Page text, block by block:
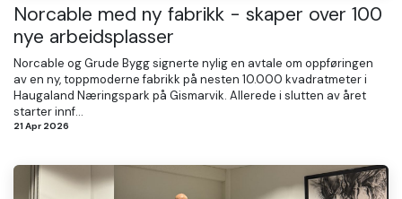
Norcable med ny fabrikk - skaper over 100
nye arbeidsplasser
Norcable og Grude Bygg signerte nylig en avtale om oppføringen
av en ny, toppmoderne fabrikk på nesten 10.000 kvadratmeter i
Haugaland Næringspark på Gismarvik. Allerede i slutten av året
starter innf...
21 Apr 2026